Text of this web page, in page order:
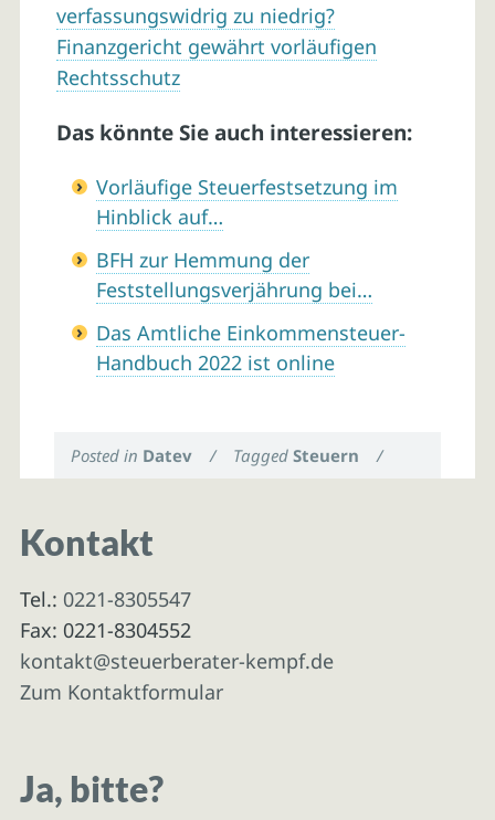
verfassungswidrig zu niedrig?
Finanzgericht gewährt vorläufigen
Rechtsschutz
Das könnte Sie auch interessieren:
Vorläufige Steuerfestsetzung im
Hinblick auf…
BFH zur Hemmung der
Feststellungsverjährung bei…
Das Amtliche Einkommensteuer-
Handbuch 2022 ist online
Posted in Datev / TaggedSteuern /
Kontakt
Tel.: 0221-8305547
Fax: 0221-8304552
kontakt@steuerberater-kempf.de
Zum Kontaktformular
Ja, bitte?